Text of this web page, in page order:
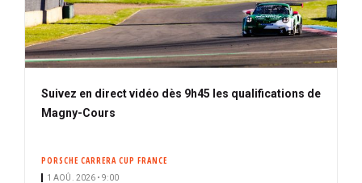
Suivez en direct vidéo dès 9h45 les qualifications de
Magny-Cours
PORSCHE CARRERA CUP FRANCE
1 AOÛ. 2026 • 9:00